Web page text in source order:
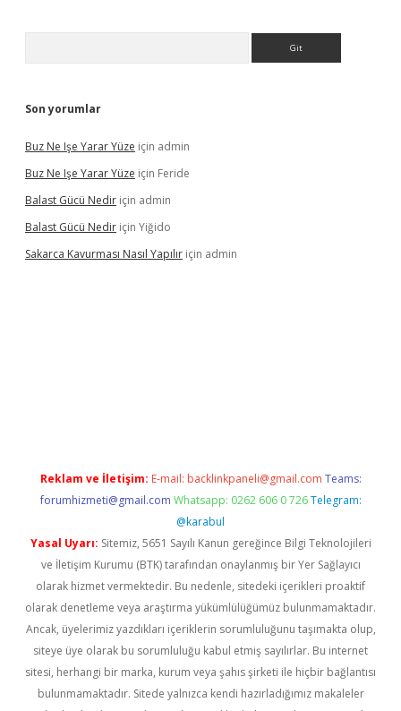
Son yorumlar
Buz Ne Işe Yarar Yüze için admin
Buz Ne Işe Yarar Yüze için Feride
Balast Gücü Nedir için admin
Balast Gücü Nedir için Yiğido
Sakarca Kavurması Nasıl Yapılır için admin
Reklam ve İletişim: E-mail: backlinkpaneli@gmail.com Teams:
forumhizmeti@gmail.com Whatsapp: 0262 606 0 726 Telegram:
@karabul
Yasal Uyarı: Sitemiz, 5651 Sayılı Kanun gereğince Bilgi Teknolojileri
ve İletişim Kurumu (BTK) tarafından onaylanmış bir Yer Sağlayıcı
olarak hizmet vermektedir. Bu nedenle, sitedeki içerikleri proaktif
olarak denetleme veya araştırma yükümlülüğümüz bulunmamaktadır.
Ancak, üyelerimiz yazdıkları içeriklerin sorumluluğunu taşımakta olup,
siteye üye olarak bu sorumluluğu kabul etmiş sayılırlar. Bu internet
sitesi, herhangi bir marka, kurum veya şahıs şirketi ile hiçbir bağlantısı
bulunmamaktadır. Sitede yalnızca kendi hazırladığımız makaleler